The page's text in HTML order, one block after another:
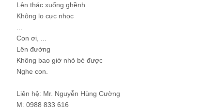
Lên thác xuống ghềnh
Không lo cực nhọc
Con ơi, ...
Lên đường
Không bao giờ nhỏ bé được
Nghe con.
Liên hệ: Mr. Nguyễn Hùng Cường
M: 0988 833 616